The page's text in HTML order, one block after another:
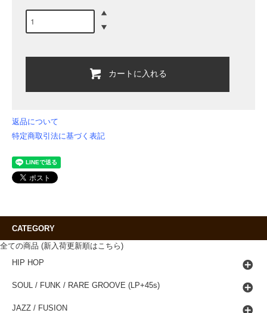
カートに入れる
返品について
特定商取引法に基づく表記
CATEGORY
全ての商品 (新入荷更新順はこちら)
HIP HOP
SOUL / FUNK / RARE GROOVE (LP+45s)
JAZZ / FUSION